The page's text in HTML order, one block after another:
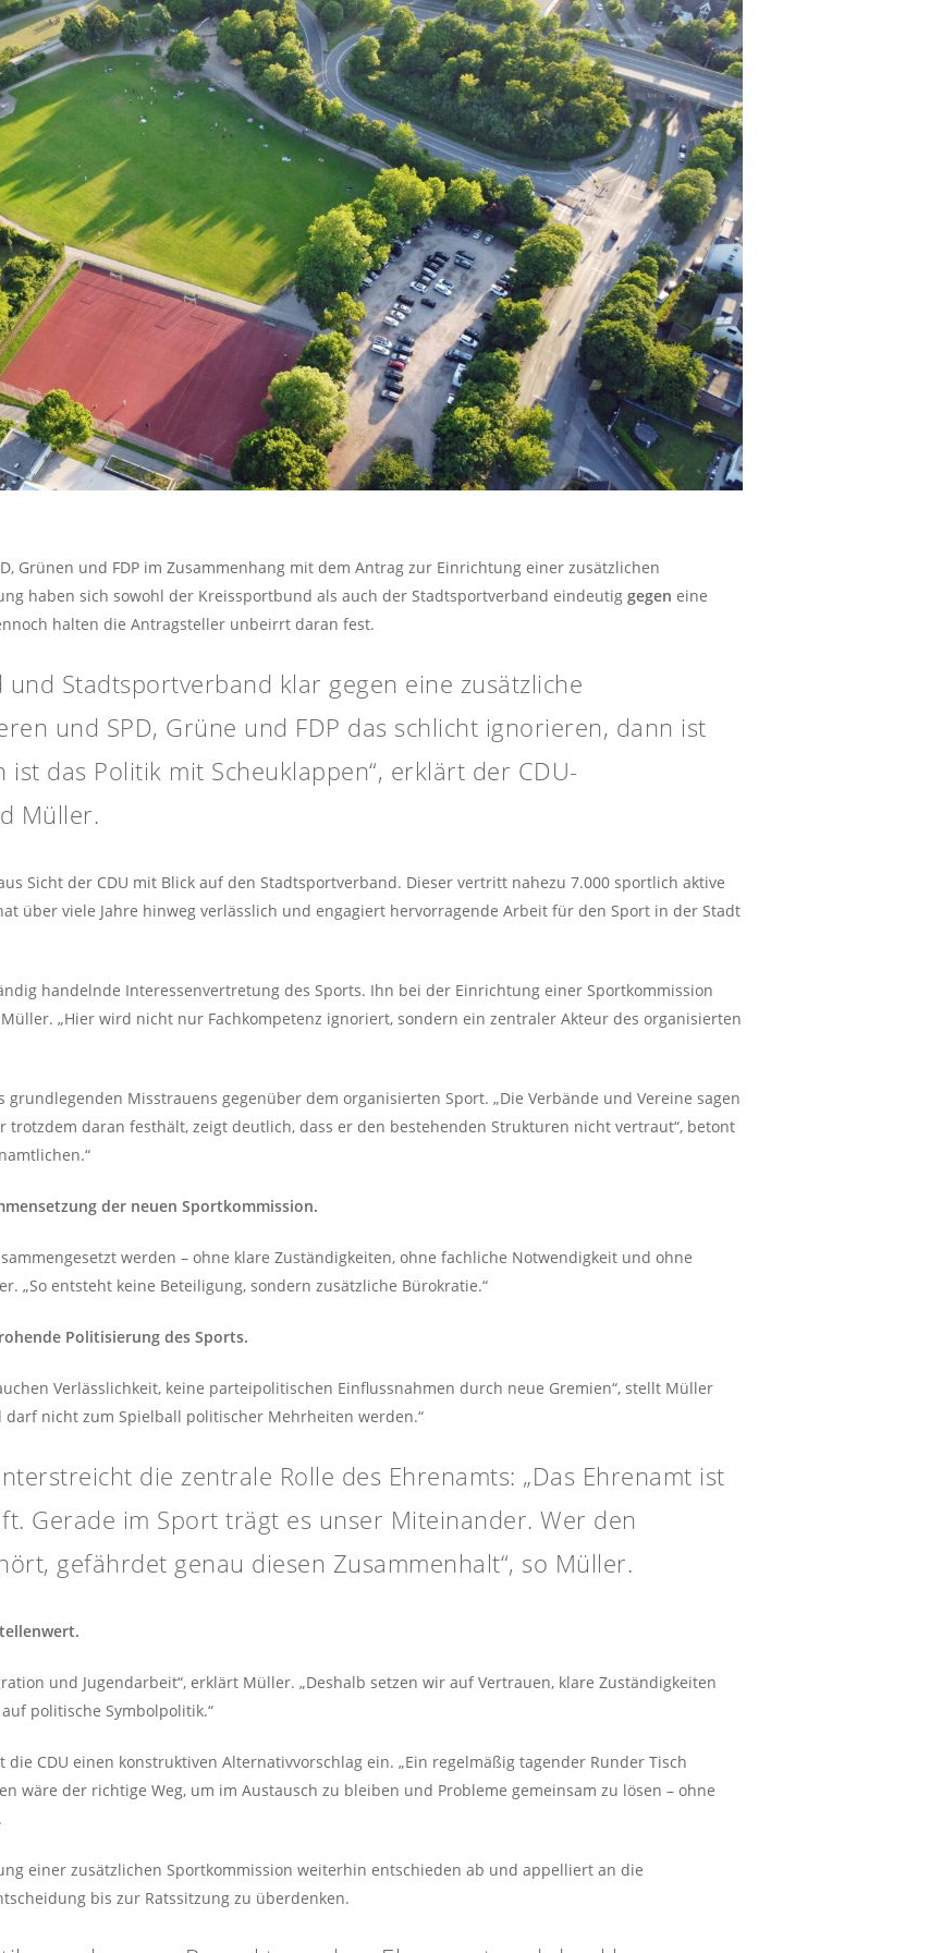
Grünen und FDP im Zusammenhang mit dem Antrag zur Einrichtung einer zusätzlichen
haben sich sowohl der Kreissportbund als auch der Stadtsportverband eindeutig gegen eine
halten die Antragsteller unbeirrt daran fest.
und Stadtsportverband klar gegen eine zusätzliche
und SPD, Grüne und FDP das schlicht ignorieren, dann ist
das Politik mit Scheuklappen“, erklärt der CDU-
Müller.
Sicht der CDU mit Blick auf den Stadtsportverband. Dieser vertritt nahezu 7.000 sportlich aktive
über viele Jahre hinweg verlässlich und engagiert hervorragende Arbeit für den Sport in der Stadt
handelnde Interessenvertretung des Sports. Ihn bei der Einrichtung einer Sportkommission
„Hier wird nicht nur Fachkompetenz ignoriert, sondern ein zentraler Akteur des organisierten
grundlegenden Misstrauens gegenüber dem organisierten Sport. „Die Verbände und Vereine sagen
trotzdem daran festhält, zeigt deutlich, dass er den bestehenden Strukturen nicht vertraut“, betont
der neuen Sportkommission.
werden – ohne klare Zuständigkeiten, ohne fachliche Notwendigkeit und ohne
„So entsteht keine Beteiligung, sondern zusätzliche Bürokratie.“
Politisierung des Sports.
Verlässlichkeit, keine parteipolitischen Einflussnahmen durch neue Gremien“, stellt Müller
nicht zum Spielball politischer Mehrheiten werden.“
die zentrale Rolle des Ehrenamts: „Das Ehrenamt ist
Gerade im Sport trägt es unser Miteinander. Wer den
gefährdet genau diesen Zusammenhalt“, so Müller.
und Jugendarbeit“, erklärt Müller. „Deshalb setzen wir auf Vertrauen, klare Zuständigkeiten
politische Symbolpolitik.“
CDU einen konstruktiven Alternativvorschlag ein. „Ein regelmäßig tagender Runder Tisch
wäre der richtige Weg, um im Austausch zu bleiben und Probleme gemeinsam zu lösen – ohne
einer zusätzlichen Sportkommission weiterhin entschieden ab und appelliert an die
bis zur Ratssitzung zu überdenken.